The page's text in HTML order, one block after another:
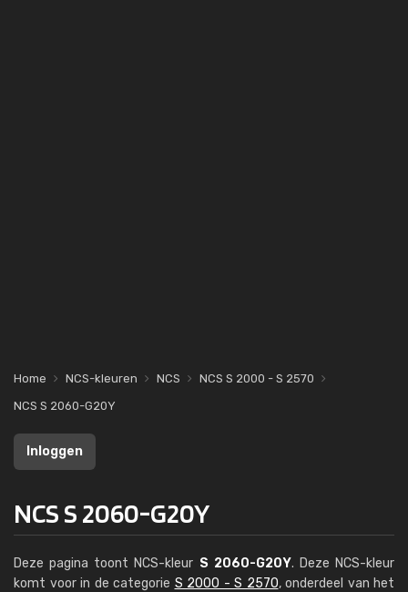
Home NCS-kleuren NCS
NCS S 2000 - S 2570
NCS S 2060-G20Y
Inloggen
NCS S 2060-G20Y
Deze pagina toont NCS-kleur S 2060-G20Y. Deze NCS-kleur
komt voor in de categorie S 2000 - S 2570, onderdeel van het